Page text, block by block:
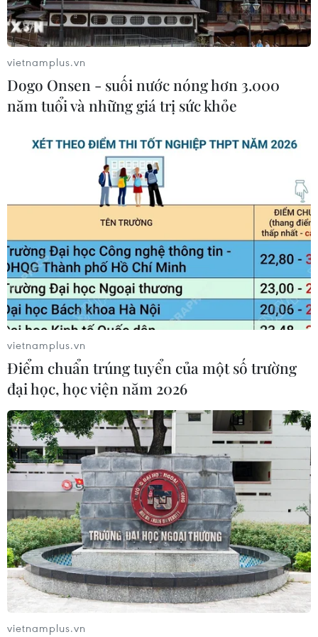
Quốc hội thảo luận dự án Luật Dầu
khí (sửa đổi), bảo đảm an ninh năng
lượng
08/08/2026 01:33
Việt Nam cần theo dõi chặt chẽ các
biện pháp phòng vệ thương mại tại
Canada
Libya tiến gần hơn tới mục tiêu khai
thác 2 triệu thùng dầu mỗi ngày
08/08/2026 00:12
Xem thêm
CƠ QUAN CHỦ QUẢN: THÔNG TẤN XÃ VIỆT NAM
Tổng Biên tập: TRẦN TIẾN DUẨN
Phó Tổng Biên tập: NGUYỄN THỊ TÁM, KHÚC THANH
Sở hữu trí tuệ
Quy định sử dụng
RSS
Hỗ trợ
Ngôn ngữ
TTXVN
vietnamplus.vn
Dogo Onsen - suối nước nóng hơn 3.000
năm tuổi và những giá trị sức khỏe
vietnamplus.vn
Điểm chuẩn trúng tuyển của một số trường
đại học, học viện năm 2026
vietnamplus.vn